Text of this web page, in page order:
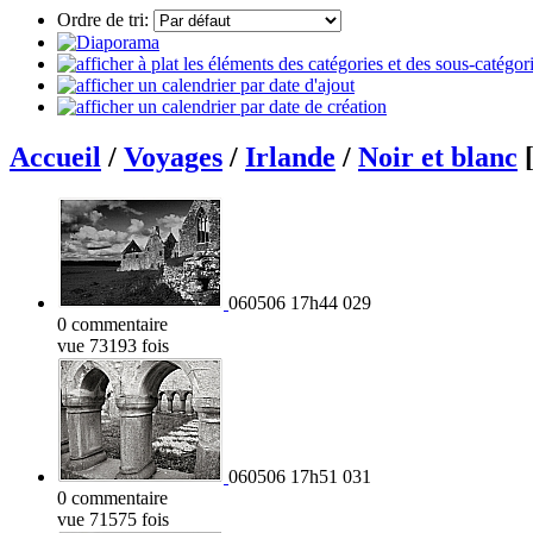
Ordre de tri:
Accueil / Voyages / Irlande / Noir et blanc
060506 17h44 029
0 commentaire
vue 73193 fois
060506 17h51 031
0 commentaire
vue 71575 fois